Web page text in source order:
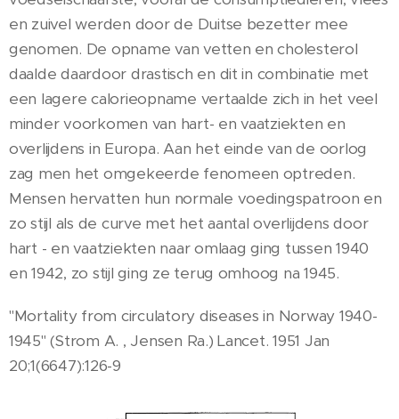
en zuivel werden door de Duitse bezetter mee
genomen. De opname van vetten en cholesterol
daalde daardoor drastisch en dit in combinatie met
een lagere calorieopname vertaalde zich in het veel
minder voorkomen van hart- en vaatziekten en
overlijdens in Europa. Aan het einde van de oorlog
zag men het omgekeerde fenomeen optreden.
Mensen hervatten hun normale voedingspatroon en
zo stijl als de curve met het aantal overlijdens door
hart - en vaatziekten naar omlaag ging tussen 1940
en 1942, zo stijl ging ze terug omhoog na 1945.
"Mortality from circulatory diseases in Norway 1940-
1945" (Strom A. , Jensen Ra.) Lancet. 1951 Jan
20;1(6647):126-9